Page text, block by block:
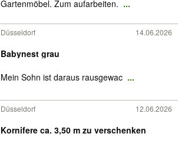
Gartenmöbel. Zum aufarbeiten. ...
Düsseldorf 14.06.2026
Babynest grau
Mein Sohn ist daraus rausgewac ...
Düsseldorf 12.06.2026
Kornifere ca. 3,50 m zu verschenken